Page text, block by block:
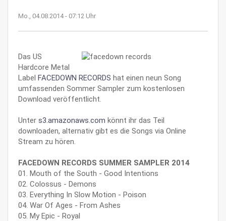
Mo., 04.08.2014 - 07:12 Uhr
Das US
Hardcore Metal
Label FACEDOWN RECORDS hat einen neun Song
umfassenden Sommer Sampler zum kostenlosen
Download veröffentlicht.
Unter s3.amazonaws.com könnt ihr das Teil
downloaden, alternativ gibt es die Songs via Online
Stream zu hören.
FACEDOWN RECORDS SUMMER SAMPLER 2014
01. Mouth of the South - Good Intentions
02. Colossus - Demons
03. Everything In Slow Motion - Poison
04. War Of Ages - From Ashes
05. My Epic - Royal